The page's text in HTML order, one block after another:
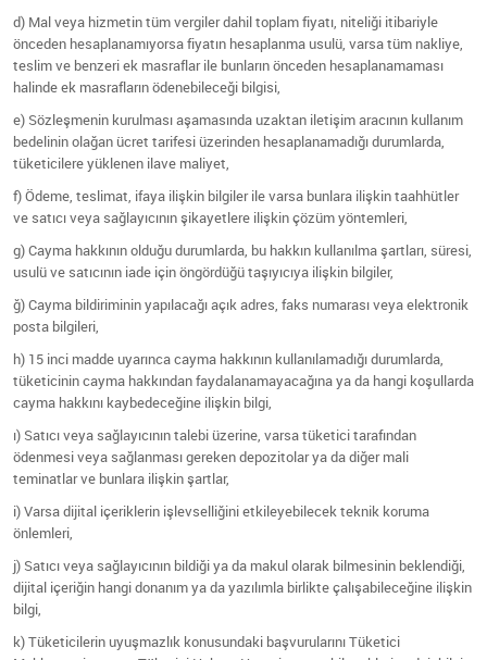
d) Mal veya hizmetin tüm vergiler dahil toplam fiyatı, niteliği itibariyle
önceden hesaplanamıyorsa fiyatın hesaplanma usulü, varsa tüm nakliye,
teslim ve benzeri ek masraflar ile bunların önceden hesaplanamaması
halinde ek masrafların ödenebileceği bilgisi,
e) Sözleşmenin kurulması aşamasında uzaktan iletişim aracının kullanım
bedelinin olağan ücret tarifesi üzerinden hesaplanamadığı durumlarda,
tüketicilere yüklenen ilave maliyet,
f) Ödeme, teslimat, ifaya ilişkin bilgiler ile varsa bunlara ilişkin taahhütler
ve satıcı veya sağlayıcının şikayetlere ilişkin çözüm yöntemleri,
g) Cayma hakkının olduğu durumlarda, bu hakkın kullanılma şartları, süresi,
usulü ve satıcının iade için öngördüğü taşıyıcıya ilişkin bilgiler,
ğ) Cayma bildiriminin yapılacağı açık adres, faks numarası veya elektronik
posta bilgileri,
h) 15 inci madde uyarınca cayma hakkının kullanılamadığı durumlarda,
tüketicinin cayma hakkından faydalanamayacağına ya da hangi koşullarda
cayma hakkını kaybedeceğine ilişkin bilgi,
ı) Satıcı veya sağlayıcının talebi üzerine, varsa tüketici tarafından
ödenmesi veya sağlanması gereken depozitolar ya da diğer mali
teminatlar ve bunlara ilişkin şartlar,
i) Varsa dijital içeriklerin işlevselliğini etkileyebilecek teknik koruma
önlemleri,
j) Satıcı veya sağlayıcının bildiği ya da makul olarak bilmesinin beklendiği,
dijital içeriğin hangi donanım ya da yazılımla birlikte çalışabileceğine ilişkin
bilgi,
k) Tüketicilerin uyuşmazlık konusundaki başvurularını Tüketici